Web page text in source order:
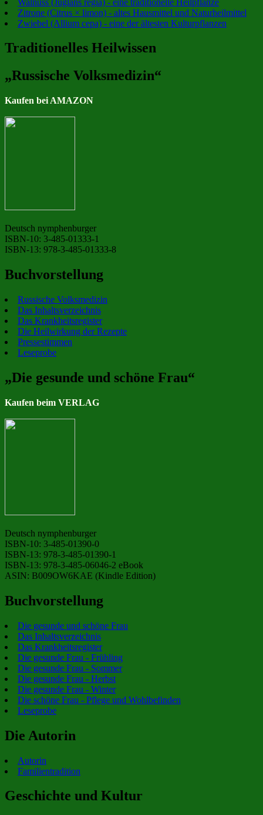
Zitrone (Citrus × limon) - altes Hausmittel und Naturheilmittel
Zwiebel (Allium cepa) - eine der ältesten Kulturpflanzen
Traditionelles Heilwissen
„Russische Volksmedizin“
Kaufen bei AMAZON
Deutsch nymphenburger
ISBN-10: 3-485-01333-1
ISBN-13: 978-3-485-01333-8
Buchvorstellung
Russische Volksmedizin
Das Inhaltsverzeichnis
Das Krankheitsregister
Die Heilwirkung der Rezepte
Pressestimmen
Leseprobe
„Die gesunde und schöne Frau“
Kaufen beim VERLAG
Deutsch nymphenburger
ISBN-10: 3-485-01390-0
ISBN-13: 978-3-485-01390-1
ISBN-13: 978-3-485-06046-2 eBook
ASIN: B009OW6KAE (Kindle Edition)
Buchvorstellung
Die gesunde und schöne Frau
Das Inhaltsverzeichnis
Das Krankheitsregister
Die gesunde Frau - Frühling
Die gesunde Frau - Sommer
Die gesunde Frau - Herbst
Die gesunde Frau - Winter
Die schöne Frau - Pflege und Wohlbefinden
Leseprobe
Die Autorin
Autorin
Familientradition
Geschichte und Kultur